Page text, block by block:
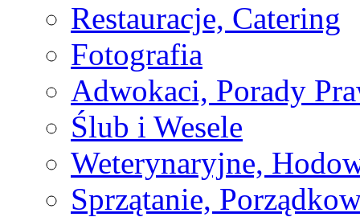
Restauracje, Catering
Fotografia
Adwokaci, Porady
Ślub i Wesele
Weterynaryjne,
Sprzątanie,